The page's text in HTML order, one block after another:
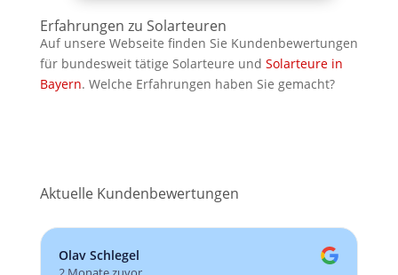
Erfahrungen zu Solarteuren
Auf unsere Webseite finden Sie Kundenbewertungen
für bundesweit tätige Solarteure und Solarteure in
Bayern. Welche Erfahrungen haben Sie gemacht?
Aktuelle Kundenbewertungen
Olav Schlegel